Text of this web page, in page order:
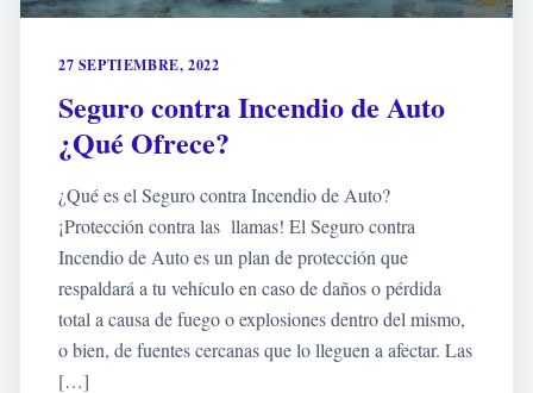
27 SEPTIEMBRE, 2022
Seguro contra Incendio de Auto
¿Qué Ofrece?
¿Qué es el Seguro contra Incendio de Auto?
¡Protección contra las llamas! El Seguro contra
Incendio de Auto es un plan de protección que
respaldará a tu vehículo en caso de daños o pérdida
total a causa de fuego o explosiones dentro del mismo,
o bien, de fuentes cercanas que lo lleguen a afectar. Las
[…]